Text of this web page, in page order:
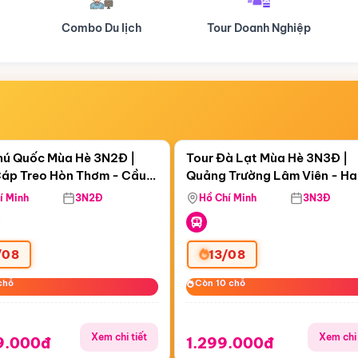
Tour Doanh Nghiệp Du lịch Hành Hương
09:11:38
Treo Hòn Thơm
Quốc Mùa Hè 3N2Đ |
Treo Hòn Thơm - Cầu
Viên Nước Aquatopia
Minh 3N2Đ
Xem chi tiết
Còn06 ngày 09:11:38
Tour Đà Lạt Mùa Hè 3N3Đ |
Quảng Trường Lâm Viên -
Hill - Puppy Farm
Hồ Chí Minh 3N3Đ
13/08
Còn 10 chỗ
Còn 10 chỗ
1.299.000đ Xem